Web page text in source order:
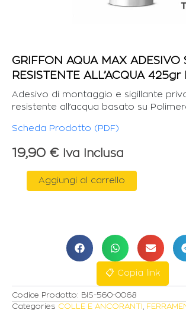
GRIFFON AQUA MAX ADESIVO
RESISTENTE ALL’ACQUA
Adesivo di montaggio e sigillante
resistente all’acqua basato su
Scheda Prodotto (PDF)
19,90 € Iva Inclusa
GRIFFON
AQUA
Aggiungi al carrello
📋 Copia link
Codice Prodotto: BIS-560-0068
Categories COLLE E ANCORANTI ,